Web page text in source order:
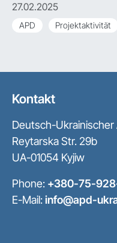
27.02.2025
APD Projektaktivität
Kontakt
Deutsch-Ukrainischer
Reytarska Str. 29b
UA-01054 Kyjiw
Phone: +380-75-
E-Mail:info@apd-